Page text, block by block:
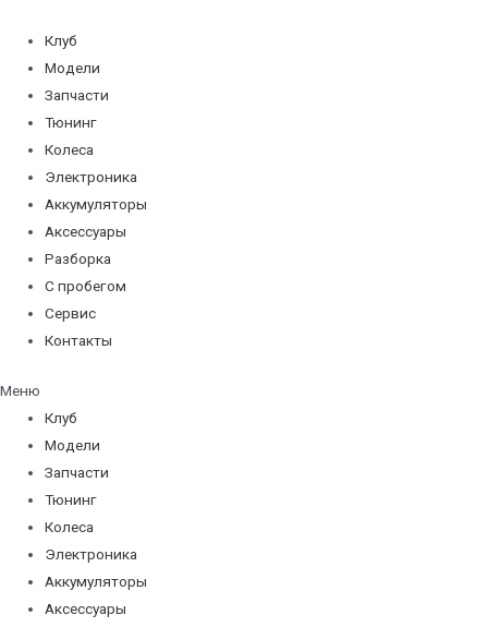
содержимому
Клуб
Модели
Запчасти
Тюнинг
Колеса
Электроника
Аккумуляторы
Аксессуары
Разборка
С пробегом
Сервис
Контакты
Меню
Клуб
Модели
Запчасти
Тюнинг
Колеса
Электроника
Аккумуляторы
Аксессуары